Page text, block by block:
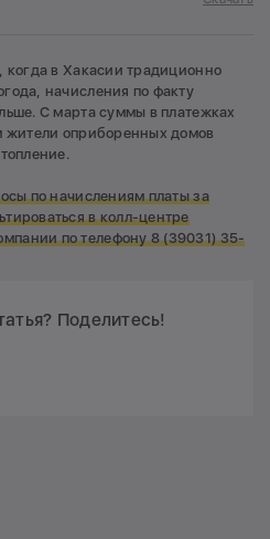
когда в Хакасии традиционно
начисления по факту
С марта суммы в платежках
жители оприборенных домов
по начислениям платы за
в колл-центре
по телефону 8 (39031) 35-
Поделитесь!